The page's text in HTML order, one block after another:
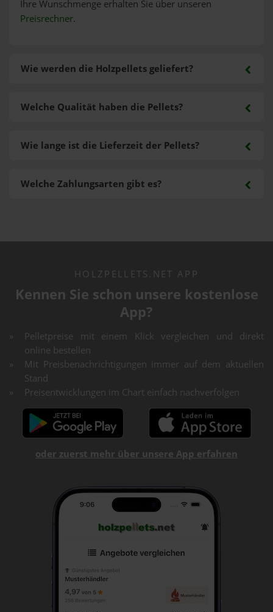
Ihre Wunschmenge erhalten Sie über unseren
Preisrechner.
Wie werden die Holzpellets geliefert?
Welche Zahlungsarten gibt es?
Welche Qualität haben die Pellets?
Wie lange ist die Lieferzeit der Pellets?
HOLZPELLETS.NET APP
Kennen Sie schon unsere kostenlose
App?
Pelletpreise mit einem Klick vergleichen und direkt
online bestellen
Mit Preisbenachrichtigungen immer auf dem aktuellen
Stand
Preisentwicklungen im Chart einfach nachverfolgen
oder zuerst mehr über unsere App erfahren